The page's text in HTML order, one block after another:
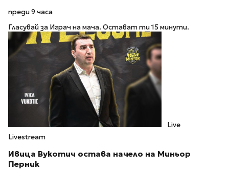
преди 9 часа
Гласувай за Играч на мача. Остават ти 15 минути.
Live
Livestream
Ивица Вукотич остава начело на Миньор
Перник